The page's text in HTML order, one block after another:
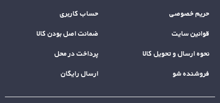
حریم خصوصی
قوانین سایت
نحوه ارسال و تحویل کالا
فروشنده شو
حساب کاربری
ضمانت اصل بودن کالا
پرداخت در محل
ارسال رایگان